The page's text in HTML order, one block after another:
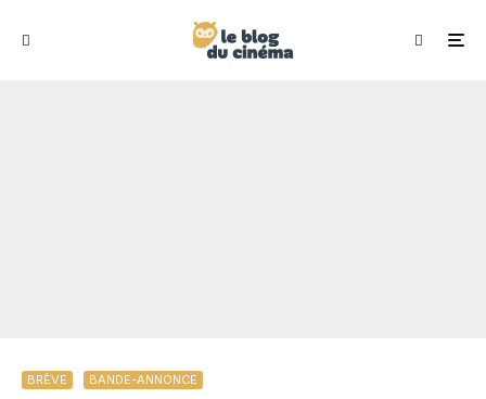
BRÈVE BANDE-ANNONCE